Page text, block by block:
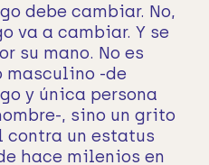
debe cambiar. No,
va a cambiar. Y se
su mano. No es
masculino -de
y única persona
, sino un grito
un estatus
hace milenios en